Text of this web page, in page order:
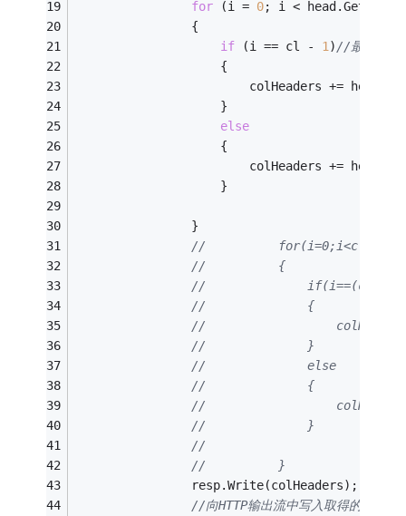
for (i = 0; i <
                {
if (i == cl - 1)//最后一列
                    {
colHeaders +=
                    }
else
                    {
colHeaders +=
                    }
                }
//			for(i=0;i<cl;i++)
//			{
//				if(i==(cl-
//				{
//
//				}
//				else
//				{
//
//				}
//
//			}
                resp.Write(colHeaders);
//向HTTP输出流中写入取得的数据